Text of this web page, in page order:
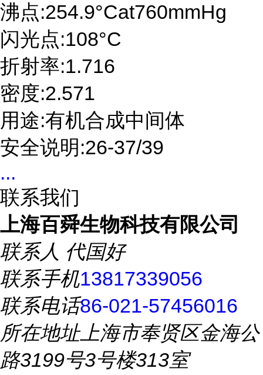
沸点:254.9°Cat760mmHg
闪光点:108°C
折射率:1.716
密度:2.571
用途:有机合成中间体
安全说明:26-37/39
...
联系我们
上海百舜生物科技有限公司
联系人 代国好
联系手机13817339056
联系电话86-021-57456016
所在地址上海市奉贤区金海公
路3199号3号楼313室